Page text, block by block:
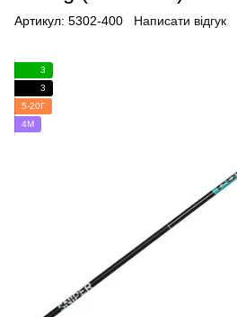
Артикул: 5302-400 Написати відгук
3
3
5-20Г
4М